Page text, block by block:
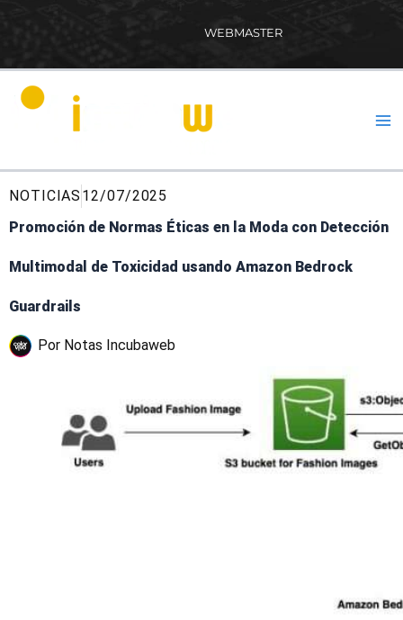
WEBMASTER
NOTICIAS 12/07/2025
Promoción de Normas Éticas en la Moda con Detección
Multimodal de Toxicidad usando Amazon Bedrock
Guardrails
Por Notas Incubaweb